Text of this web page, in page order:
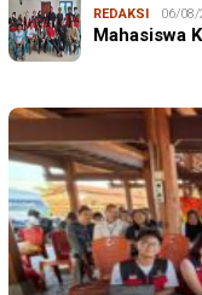
REDAKSI 06/08/
Mahasiswa